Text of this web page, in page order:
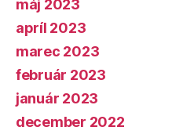
máj 2023
apríl 2023
marec 2023
február 2023
január 2023
december 2022